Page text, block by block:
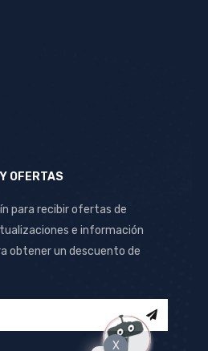
OFERTAS
para recibir ofertas de
e información
obtener un descuento de
X